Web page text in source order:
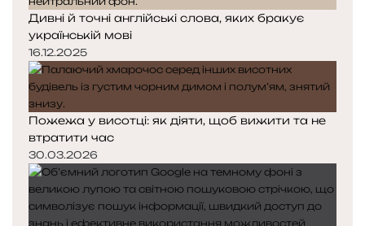
Дивні й точні англійські слова, яких бракує
українській мові
16.12.2025
Пожежа у висотці: як діяти, щоб вижити та не
втратити час
30.03.2026